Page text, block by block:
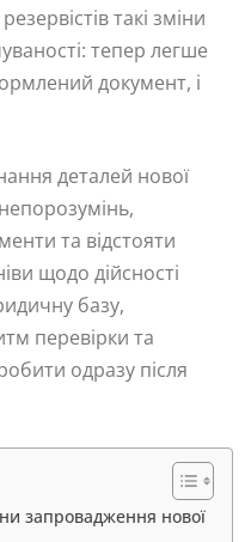
такі зміни
тепер легше
документ, і
деталей нової
та відстояти
щодо дійсності
базу,
перевірки та
одразу після
запровадження нової